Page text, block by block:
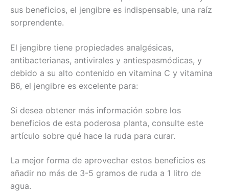
sus beneficios, el jengibre es indispensable, una raíz
sorprendente.
El jengibre tiene propiedades analgésicas,
antibacterianas, antivirales y antiespasmódicas, y
debido a su alto contenido en vitamina C y vitamina
B6, el jengibre es excelente para:
Si desea obtener más información sobre los
beneficios de esta poderosa planta, consulte este
artículo sobre qué hace la ruda para curar.
La mejor forma de aprovechar estos beneficios es
añadir no más de 3-5 gramos de ruda a 1 litro de
agua.